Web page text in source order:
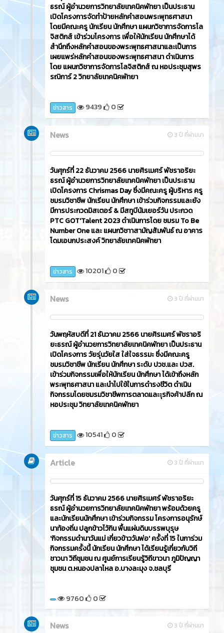
ธรณ์ ผู้อำนวยการวิทยาลัยเทคนิคพัทยา เป็นประธาน
เปิดโครงการจัดทำป้ายหลักคำสอนพระพุทธศาสนา
โดยมีคณะครู นักเรียน นักศึกษา แผนกวิชาการจัดการโล
จิสติกส์ เข้าร่วมโครงการ เพื่อให้นักเรียน นักศึกษาได้
สำนึกถึงหลักคำสอนของพระพุทธศาสนาและเป็นการ
เผยแพร่หลักคำสอนของพระพุทธศาสนา ดำเนินการ
โดย แผนกวิชาการจัดการโลจิสติกส์ ณ หอประชุมสุพร
รณิการ์ 2 วิทยาลัยเทคนิคพัทยา
ข่าวสาร 9439 0
3 ปี ที่ผ่านมา
News
วันศุกร์ที่ 22 ธันวาคม 2566​ นายศิรเมศร์ พัชราอริยะ
ธรณ์ ผู้อำนวยการวิทยาลัยเทคนิคพัทยา เป็นประธาน
เปิดโครงการ Chrismas Day ซึ่งมีคณะครู ผู้บริหาร ครู
ชมรมวิชาชีพ นักเรียน นักศึกษา เข้าร่วมกิจกรรมและยัง
มีการประกวดมิสเตอร์ & มีสทูบีนัมเยอร์วัน ประกวด
PTC GOT'Talent 2023 ดำเนินการโดย ชมรม To Be
Number One และ แผนกวิชาาสามัญสัมพันธ์ ณ อาคาร
โดมเอนกประสงค์ วิทยาลัยเทคนิคพัทยา
ข่าวสาร 10201 0
3 ปี ที่ผ่านมา
News
วันพฤหัสบดีที่ 21 ธันวาคม 2566​ นายศิรเมศร์ พัชราอริ
ยะธรณ์ ผู้อำนวยการวิทยาลัยเทคนิคพัทยา เป็นประธาน
เปิดโครงการ วัยรุ่นวัยใส ใส่ใจธรรมะ ซึ่งมีคณะครู
ชมรมวิชาชีพ นักเรียน นักศึกษา ระดับ ปวช.และ ปวส.
เข้าร่วมกิจกรรมเพื่อให้นักเรียน นักศึกษา ได้เข้าถึงหลัก
พระพุทธศาสนา และนำไปใช้ในการดำรงชีวิต ดำเนิน
กิจกรรมโดยชมรมวิชาชีพการตลาดและะุรกิจค้าปลีก ณ
หอประชุม วิทยาลัยเทคนิคพัทยา
ข่าวสาร 10541 0
3 ปี ที่ผ่านมา
Article
วันศุกร์ที่ 15 ธันวาคม 2566​ นายศิรเมศร์ พัชราอริยะ
ธรณ์ ผู้อำนวยการวิทยาลัยเทคนิคพัทยา พร้อมด้วยครู
และนักเรียนนักศึกษา เข้าร่วมกิจกรรม โครงการอนุรักษ์
นาท้องถิ่น ปลูกข้าวไว้กิน พื้นแผ่นดินบรรพบุรุษ
'กิจกรรมดำนาวันแม่ เกี่ยวข้าววันพ่อ' ครั้งที่ 15 ในการ่วม
กิจกรรมครั้งนี้ นักเรียน นักศึกษา ได้เรียนรู้เกี่ยวกับวิถี
ชาวนา วิถีชุมชน ณ ศูนย์การเรียนรู้วิถีขาวนา ภูมิปัญญา
ชุมชน ต.หนองปลาไหล อ.บางละมุง จ.ชลบุรี
9760 0
3 ปี ที่ผ่านมา
News